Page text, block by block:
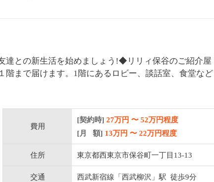
達との新生活を始めましょう!◆リリィ保谷のご紹介屋
階まで届けます。1階にあるロビー、談話室、食堂など
費用
[契約時] 27万円 〜 52万円程度
[月 額] 13万円 〜 22万円程度
住所 東京都西東京市保谷町一丁目13-13
交通 西武新宿線「西武柳沢」駅 徒歩9分